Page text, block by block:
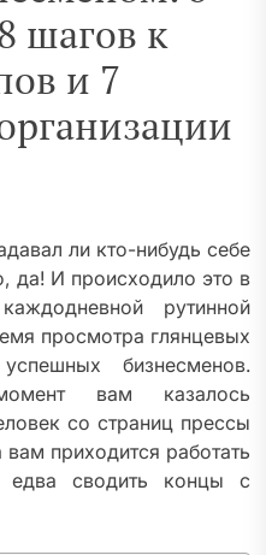
шагов к
и 7
ли кто-нибудь себе
да! И происходило это в
рутинной
просмотра глянцевых
бизнесменов.
вам казалось
со страниц прессы
вам приходится работать
едва сводить концы с